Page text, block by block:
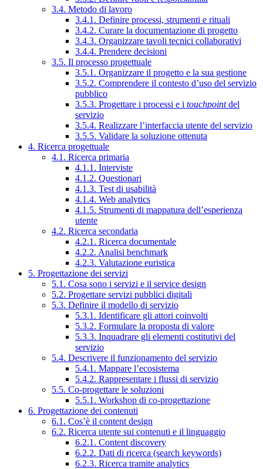
3.4. Metodo di lavoro
3.4.1. Definire processi, strumenti e rituali
3.4.2. Curare la documentazione di progetto
3.4.3. Organizzare tavoli tecnici collaborativi
3.4.4. Prendere decisioni
3.5. Il processo progettuale
3.5.1. Organizzare il progetto e la sua gestione
3.5.2. Comprendere il contesto d’uso del servizio
pubblico
3.5.3. Progettare i processi e i touchpointdel
servizio
3.5.4. Realizzare l’interfaccia utente del servizio
3.5.5. Validare la soluzione ottenuta
4. Ricerca progettuale
4.1. Ricerca primaria
4.1.1. Interviste
4.1.2. Questionari
4.1.3. Test di usabilità
4.1.4. Web analytics
4.1.5. Strumenti di mappatura dell’esperienza
utente
4.2. Ricerca secondaria
4.2.1. Ricerca documentale
4.2.2. Analisi benchmark
4.2.3. Valutazione euristica
5. Progettazione dei servizi
5.1. Cosa sono i servizi e il service design
5.2. Progettare servizi pubblici digitali
5.3. Definire il modello di servizio
5.3.1. Identificare gli attori coinvolti
5.3.2. Formulare la proposta di valore
5.3.3. Inquadrare gli elementi costitutivi del
servizio
5.4. Descrivere il funzionamento del servizio
5.4.1. Mappare l’ecosistema
5.4.2. Rappresentare i flussi di servizio
5.5. Co-progettare le soluzioni
5.5.1. Workshop di co-progettazione
6. Progettazione dei contenuti
6.1. Cos’è il content design
6.2. Ricerca utente sui contenuti e il linguaggio
6.2.1. Content discovery
6.2.2. Dati di ricerca (search keywords)
6.2.3. Ricerca tramite analytics